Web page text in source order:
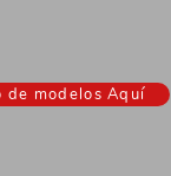
de modelos Aquí